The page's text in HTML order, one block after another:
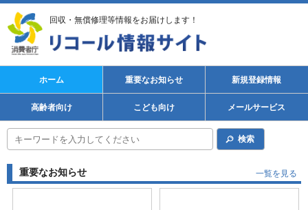
回収・無償修理等情報をお届けします！
ホーム 重要なお知らせ 新規登録情報
高齢者向け こども向け メールサービス
検索
重要なお知らせ 一覧を見る